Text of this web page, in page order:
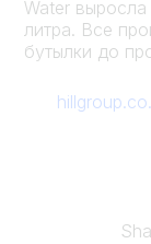
Water
литра. Все
бутылки до